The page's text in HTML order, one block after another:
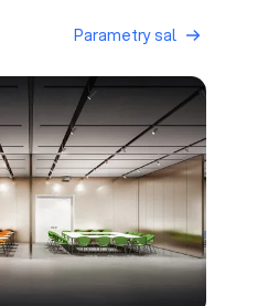
Parametry sal